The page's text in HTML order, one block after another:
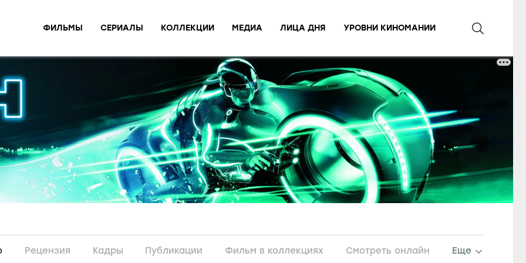
ФИЛЬМЫ СЕРИАЛЫ КОЛЛЕКЦИИ МЕДИА ЛИЦА ДНЯ УРОВНИ КИНОМАНИИ
Рецензия Кадры Публикации Фильм в коллекциях Смотреть онлайн Еще